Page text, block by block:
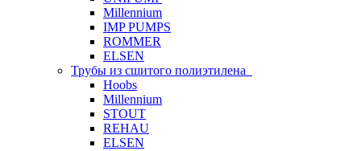
Millennium
IMP PUMPS
ROMMER
ELSEN
Трубы из сшитого полиэтилена
Hoobs
Millennium
STOUT
REHAU
ELSEN